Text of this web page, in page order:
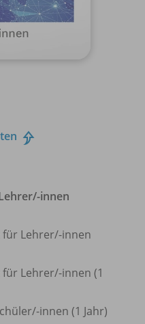
-innen
für Lehrer/-innen
für Lehrer/-innen (1
-innen (1 Jahr)